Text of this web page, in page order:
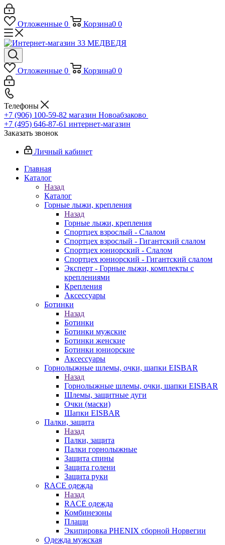
Отложенные 0 Корзина0 0
Отложенные 0 Корзина0 0
Телефоны
+7 (906) 100-59-82 магазин Новоабзаково
+7 (495) 646-87-61 интернет-магазин
Заказать звонок
Личный кабинет
Главная
Каталог
Назад
Каталог
Горные лыжи, крепления
Назад
Горные лыжи, крепления
Спортцех взрослый - Слалом
Спортцех взрослый - Гигантский слалом
Спортцех юниорский - Слалом
Спортцех юниорский - Гигантский слалом
Эксперт - Горные лыжи, комплекты с
креплениями
Крепления
Аксессуары
Ботинки
Назад
Ботинки
Ботинки мужские
Ботинки женские
Ботинки юниорские
Аксессуары
Горнолыжные шлемы, очки, шапки EISBAR
Назад
Горнолыжные шлемы, очки, шапки EISBAR
Шлемы, защитные дуги
Очки (маски)
Шапки EISBAR
Палки, защита
Назад
Палки, защита
Палки горнолыжные
Защита спины
Защита голени
Защита руки
RACE одежда
Назад
RACE одежда
Комбинезоны
Плащи
Экипировка PHENIX сборной Норвегии
Одежда мужская